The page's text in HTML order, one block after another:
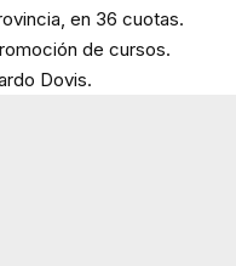
en 36 cuotas.
de cursos.
Dovis.